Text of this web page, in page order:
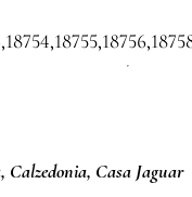
Casa Jaguar